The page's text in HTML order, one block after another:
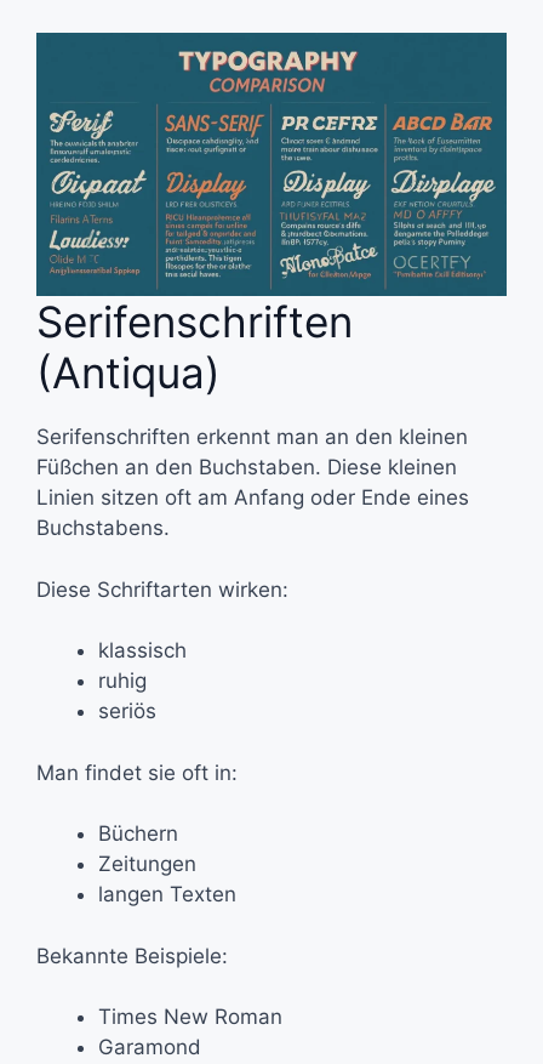
Serifenschriften
(Antiqua)
Serifenschriften erkennt man an den kleinen
Füßchen an den Buchstaben. Diese kleinen
Linien sitzen oft am Anfang oder Ende eines
Buchstabens.
Diese Schriftarten wirken:
klassisch
ruhig
seriös
Man findet sie oft in:
Büchern
Zeitungen
langen Texten
Bekannte Beispiele:
Times New Roman
Garamond